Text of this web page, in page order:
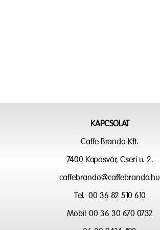
KAPCSOLAT
Caffe Brando Kft.
7400 Kaposvár, Cseri u. 2.
caffebrando@caffebrando.hu
Tel.: 00 36 82 510 610
Mobil: 00 36 30 670 0732